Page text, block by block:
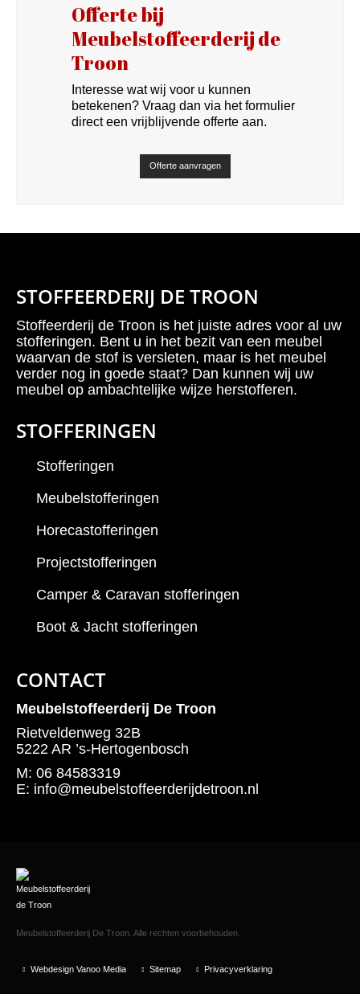
Offerte bij
Meubelstoffeerderij de
Troon
Interesse wat wij voor u kunnen
betekenen? Vraag dan via het formulier
direct een vrijblijvende offerte aan.
Offerte aanvragen
STOFFEERDERIJ DE TROON
Stoffeerderij de Troon is het juiste adres voor al uw
stofferingen. Bent u in het bezit van een meubel
waarvan de stof is versleten, maar is het meubel
verder nog in goede staat? Dan kunnen wij uw
meubel op ambachtelijke wijze herstofferen.
STOFFERINGEN
Stofferingen
Meubelstofferingen
Horecastofferingen
Projectstofferingen
Camper & Caravan stofferingen
Boot & Jacht stofferingen
CONTACT
Meubelstoffeerderij De Troon
Rietveldenweg 32B
5222 AR ’s-Hertogenbosch
M: 06 84583319
E: info@meubelstoffeerderijdetroon.nl
Meubelstoffeerderij De Troon. Alle rechten voorbehouden.
Webdesign Vanoo Media Sitemap Privacyverklaring